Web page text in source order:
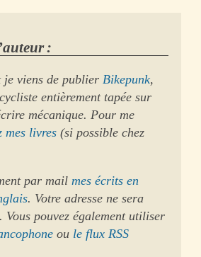
:
je viens de publier Bikepunk,
entièrement tapée sur
mécanique. Pour me
mes livres (si possible chez
par mailmes écrits en
. Votre adresse ne sera
Vous pouvez également utiliser
ou le flux RSS